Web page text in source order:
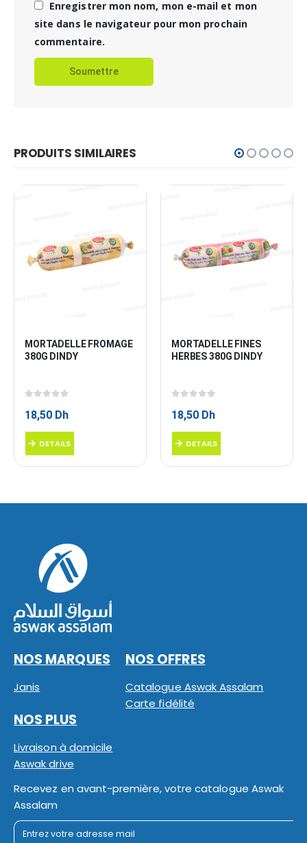
Enregistrer mon nom, mon e-mail et mon
site dans le navigateur pour mon prochain
commentaire.
PRODUITS SIMILAIRES
MORTADELLE FROMAGE
380G DINDY
18,50 Dh
DETAILS
MORTADELLE FINES
HERBES 380G DINDY
18,50 Dh
DETAILS
NOS MARQUES
Janis
NOS OFFRES
Catalogue Aswak Assalam
Carte fidélité
NOS PLUS
Livraison à domicile
Aswak drive
Recevez en avant-première, votre catalogue Aswak
Assalam